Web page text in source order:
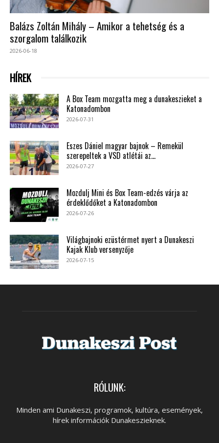
Balázs Zoltán Mihály – Amikor a tehetség és a
szorgalom találkozik
2026-06-18
HÍREK
A Box Team mozgatta meg a dunakeszieket a
Katonadombon
2026-07-31
Eszes Dániel magyar bajnok – Remekül
szerepeltek a VSD atlétái az...
2026-07-27
Mozdulj Mini és Box Team-edzés várja az
érdeklődőket a Katonadombon
2026-07-26
Világbajnoki ezüstérmet nyert a Dunakeszi
Kajak Klub versenyzője
2026-07-15
RÓLUNK:
Minden ami Dunakeszi, programok, kultúra, események,
hírek információk Dunakeszieknek.